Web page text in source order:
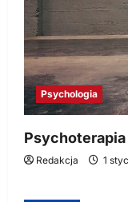
Psychologia
Redakcja 1